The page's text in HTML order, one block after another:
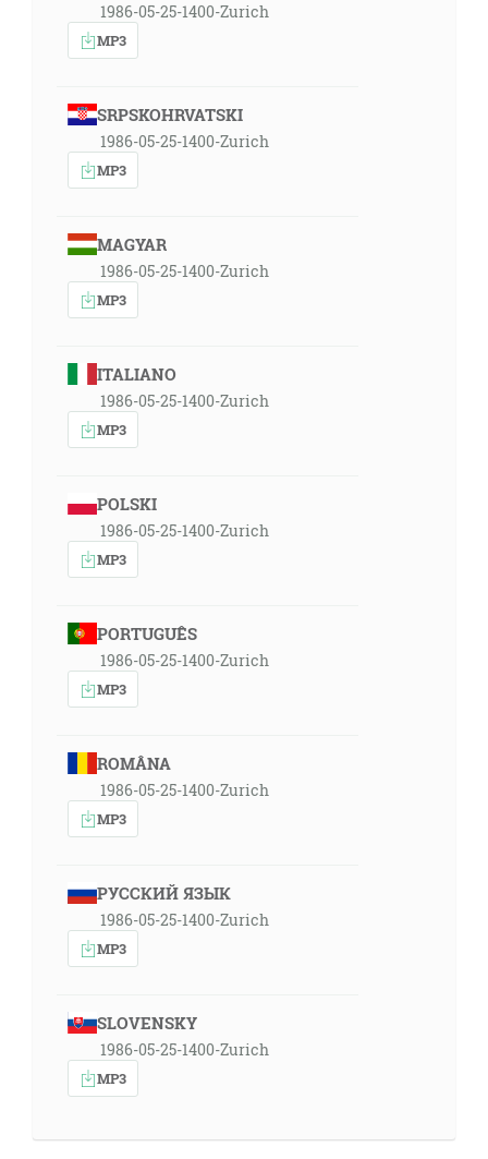
1986-05-25-1400-Zurich
MP3
SRPSKOHRVATSKI
1986-05-25-1400-Zurich
MP3
MAGYAR
1986-05-25-1400-Zurich
MP3
ITALIANO
1986-05-25-1400-Zurich
MP3
POLSKI
1986-05-25-1400-Zurich
MP3
PORTUGUÊS
1986-05-25-1400-Zurich
MP3
ROMÂNA
1986-05-25-1400-Zurich
MP3
РУССКИЙ ЯЗЫК
1986-05-25-1400-Zurich
MP3
SLOVENSKY
1986-05-25-1400-Zurich
MP3